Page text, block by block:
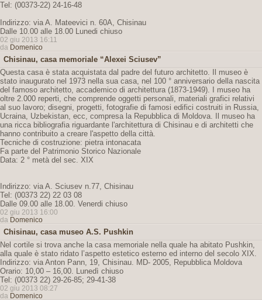
Tel: (00373-22) 24-16-48
Indirizzo: via A. Mateevici n. 60A, Chisinau
Dalle 10.00 alle 18.00 Lunedi chiuso
02 giu 2013 16:11
da Domenico
Chisinau, casa memoriale “Alexei Sciusev”
Questa casa è stata acquistata dal padre del futuro architetto. Il museo è
stato inaugurato nel 1973 nella sua casa, nel 100 ° anniversario della nascita
del famoso architetto, accademico di architettura (1873-1949). I museo ha
oltre 2.000 reperti, che comprende oggetti personali, materiali grafici relativi
al suo lavoro; disegni, progetti, fotografie di famosi edifici costruiti in Russia,
Ucraina, Uzbekistan, ecc, compresa la Repubblica di Moldova. Il museo ha
una ricca bibliografia riguardante l'architettura di Chisinau e di architetti che
hanno contribuito a creare l'aspetto della città.
Tecniche di costruzione: pietra intonacata
Fa parte del Patrimonio Storico Nazionale
Data: 2 ° metà del sec. XIX
Indirizzo: via A. Sciusev n.77, Chisinau
Tel: (00373 22) 22 03 08
Dalle 09.00 alle 18.00. Venerdi chiuso
02 giu 2013 16:00
da Domenico
Chisinau, casa museo A.S. Pushkin
Nel cortile si trova anche la casa memoriale nella quale ha abitato Pushkin,
alla quale è stato ridato l’aspetto estetico esterno ed interno del secolo XIX.
Indirizzo: via Anton Pann, 19, Chisinau. MD- 2005, Repubblica Moldova
Orario: 10,00 – 16,00. Lunedì chiuso
Tel: (00373 22) 29-26-85; 29-41-38
02 giu 2013 08:27
da Domenico